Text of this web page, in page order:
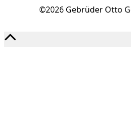
©2026 Gebrüder Otto